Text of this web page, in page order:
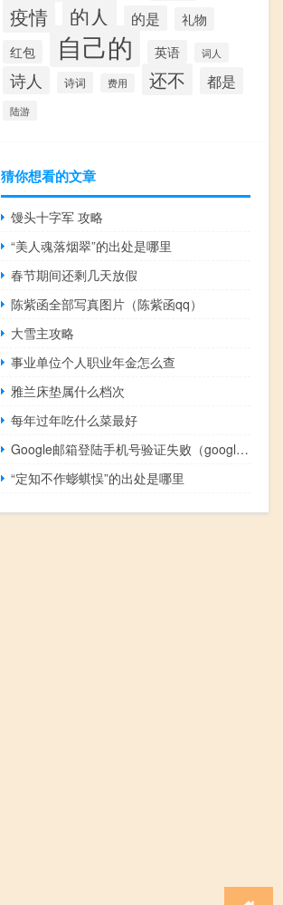
疫情 的人 的是
礼物
红包
自己的 英语 词人
诗人 诗词 费用 还不 都是
陆游
猜你想看的文章
馒头十字军 攻略
“美人魂落烟翠”的出处是哪里
春节期间还剩几天放假
陈紫函全部写真图片（陈紫函qq）
大雪主攻略
事业单位个人职业年金怎么查
雅兰床垫属什么档次
每年过年吃什么菜最好
Google邮箱登陆手机号验证失败（google邮箱登陆）
“定知不作蟛蜞悮”的出处是哪里